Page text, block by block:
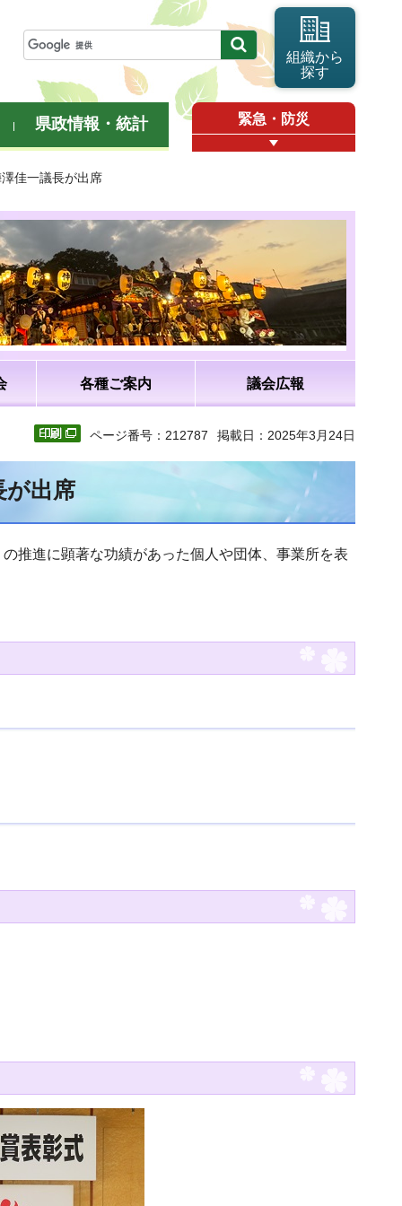
組織から
探す
県政情報・統計 緊急・防災
佳一議長が出席
各種ご案内 議会広報
ページ番号：212787 掲載日：2025年3月24日
が出席
推進に顕著な功績があった個人や団体、事業所を表